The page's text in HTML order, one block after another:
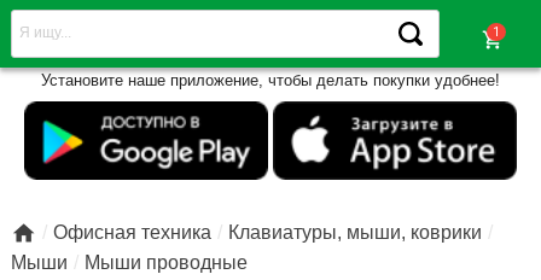
shopping_cart
Установите наше приложение, чтобы делать покупки удобнее!
 Офисная техника
Клавиатуры, мыши, коврики
Мыши
Мыши проводные